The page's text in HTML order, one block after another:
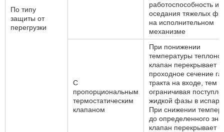
По типу
защиты от
перегрузки
работоспособность
оседания тяжелых
на исполнительном
механизме
С
пропорциональным
термостатическим
клапаном
При понижении
температуры
клапан перекрывает
проходное сечение
тракта на входе, тем
ограничивая
жидкой фазы в
При снижении
до определенного
клапан перекрывает